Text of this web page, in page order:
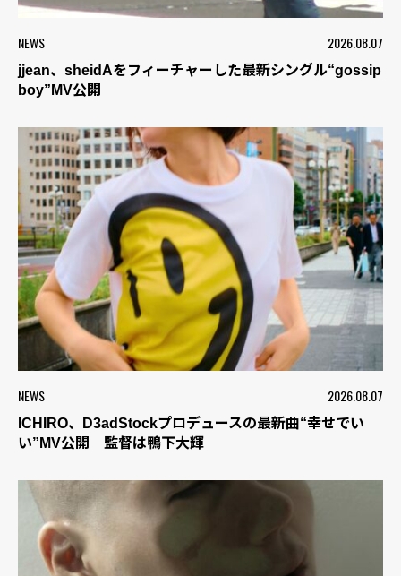
NEWS 2026.08.07
jjean、sheidAをフィーチャーした最新シングル“gossip
boy”MV公開
NEWS 2026.08.07
ICHIRO、D3adStockプロデュースの最新曲“幸せでい
い”MV公開 監督は鴨下大輝